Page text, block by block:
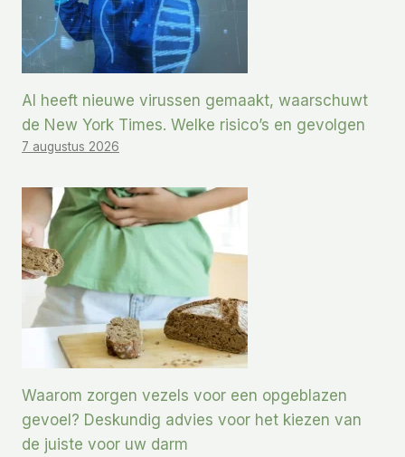
AI heeft nieuwe virussen gemaakt, waarschuwt
de New York Times. Welke risico’s en gevolgen
7 augustus 2026
Waarom zorgen vezels voor een opgeblazen
gevoel? Deskundig advies voor het kiezen van
de juiste voor uw darm